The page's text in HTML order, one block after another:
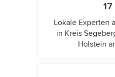
17
Lokale Experten
in Kreis
Holstein